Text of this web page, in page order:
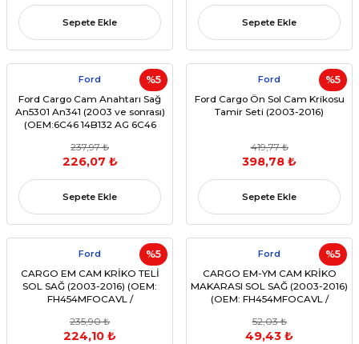
Sepete Ekle Sepete Ekle
%5
Ford
Ford Cargo Cam Anahtarı Sağ
An5301 An341 (2003 ve sonrası)
(OEM:6C46 14B132 AG 6C46
237,97 ₺
226,07 ₺
Sepete Ekle
%5
Ford
Ford Cargo Ön Sol Cam Krikosu
Tamir Seti (2003-2016)
419,77 ₺
398,78 ₺
Sepete Ekle
%5
Ford
CARGO EM CAM KRİKO TELİ
SOL SAĞ (2003-2016) (OEM:
FH454MFOCAVL /
235,90 ₺
224,10 ₺
%5
Ford
CARGO EM-YM CAM KRİKO
MAKARASI SOL SAĞ (2003-2016)
(OEM: FH454MFOCAVL /
52,03 ₺
49,43 ₺